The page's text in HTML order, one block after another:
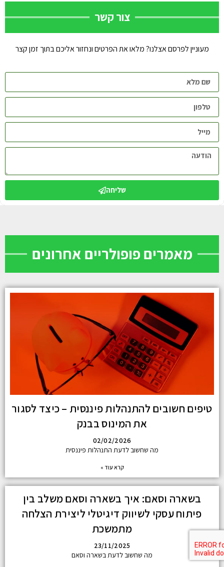
צור קשר
מעוניין לפרסם אצלנו? מלאו את הפרטים ונחזור אליכם בתוך זמן קצר
שליחה
מאמרים פופולריים אחרונים
טיפים חשובים להתנהלות פיננסית – כיצד לסגור
את המינוס בבנק
02/02/2026
מה שחשוב לדעת התנהלות פיננסית
קרא עוד »
בשארה וסאם: איך בשארה וסאם משלב בין
פיתוח עסקי לשיווק דיגיטלי ליצירת הצלחה
מתמשכת
23/11/2025
מה שחשוב לדעת בשארה וסאם